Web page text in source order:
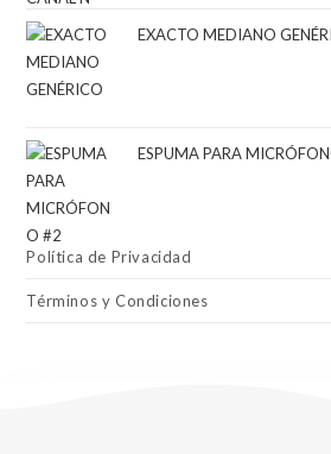
EXACTO MEDIANO
ESPUMA PARA
Política de Privacidad
Términos y Condiciones